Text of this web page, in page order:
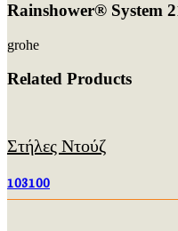
Rainshower® System
grohe
Related Products
Στήλες Ντούζ
103100